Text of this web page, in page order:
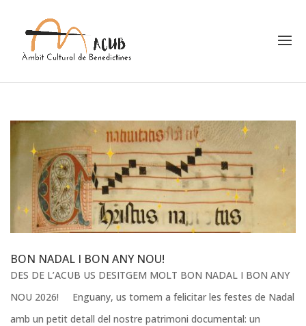
BON NADAL I BON ANY NOU!
DES DE L’ACUB US DESITGEM MOLT BON NADAL I BON ANY
NOU 2026! Enguany, us tornem a felicitar les festes de Nadal
amb un petit detall del nostre patrimoni documental: un